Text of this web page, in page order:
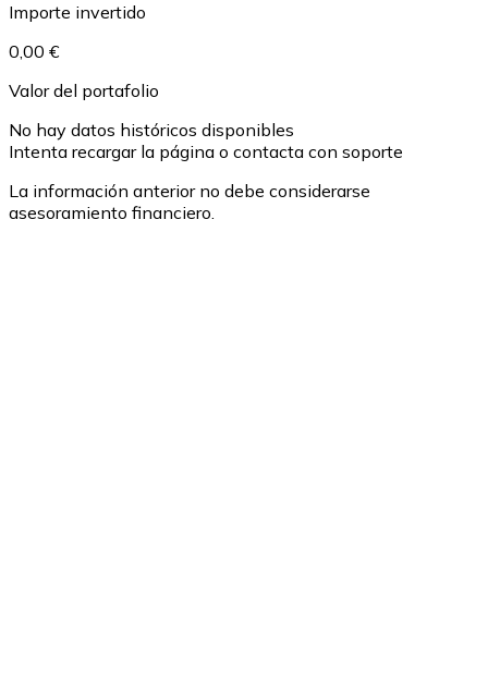
Importe invertido
0,00 €
Valor del portafolio
No hay datos históricos disponibles
Intenta recargar la página o contacta con soporte
La información anterior no debe considerarse
asesoramiento financiero.